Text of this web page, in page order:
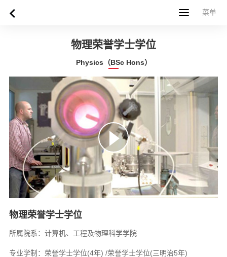
菜单
菜单
物理荣誉学士学位
Physics（BSc Hons）
物理荣誉学士学位
所属院系：计算机、工程及物理科学学院
专业学制：荣誉学士学位(4年) /荣誉学士学位(三明治5年)